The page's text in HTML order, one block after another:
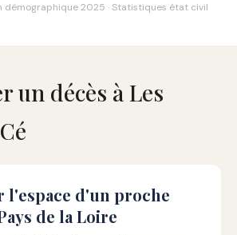
démographique 2025 · Statistiques état civil
un décès à Les
l'espace d'un proche
de la Loire